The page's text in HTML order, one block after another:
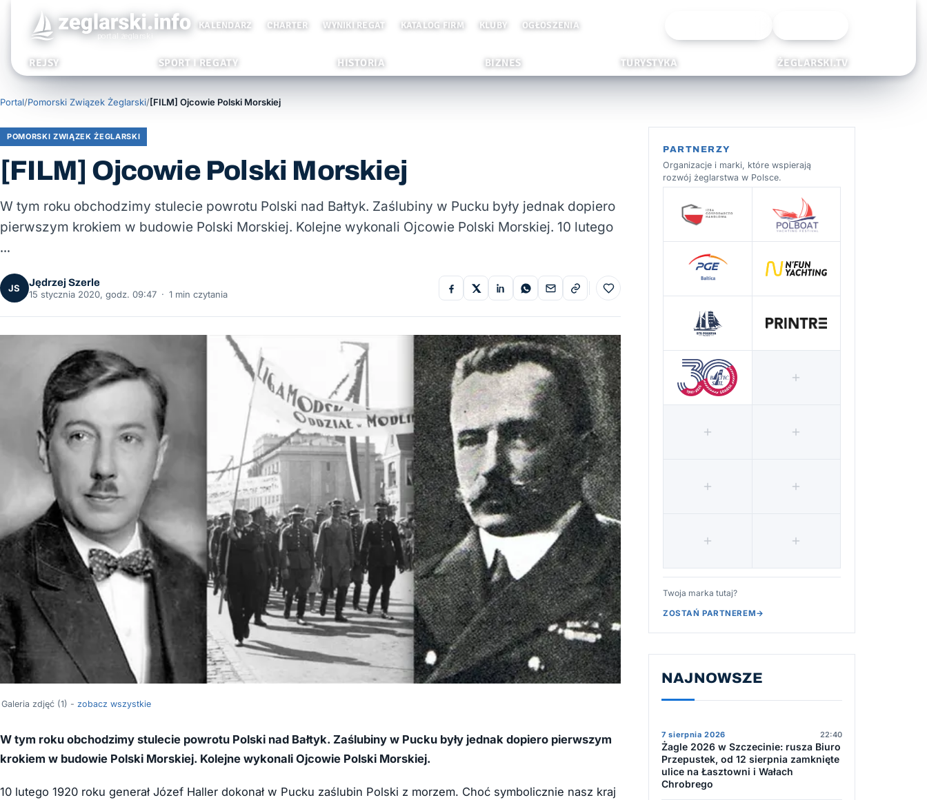
KALENDARZ CHARTER WYNIKI REGAT KATALOG FIRM KLUBY OGŁOSZENIA
REJSY SPORT I REGATY HISTORIA BIZNES TURYSTYKA ŻEGLARSKI.TV
Portal/Pomorski Związek Żeglarski/[FILM] Ojcowie Polski Morskiej
POMORSKI ZWIĄZEK ŻEGLARSKI
[FILM] Ojcowie Polski Morskiej
W tym roku obchodzimy stulecie powrotu Polski nad Bałtyk. Zaślubiny w Pucku były jednak dopiero
pierwszym krokiem w budowie Polski Morskiej. Kolejne wykonali Ojcowie Polski Morskiej. 10 lutego
…
JS
Jędrzej Szerle
15 stycznia 2020, godz. 09:47 · 1 min czytania Do ulubionych
Galeria zdjęć (1) - zobacz wszystkie
W tym roku obchodzimy stulecie powrotu Polski nad Bałtyk. Zaślubiny w Pucku były jednak dopiero pierwszym
krokiem w budowie Polski Morskiej. Kolejne wykonali Ojcowie Polski Morskiej.
10 lutego 1920 roku generał Józef Haller dokonał w Pucku zaślubin Polski z morzem. Choć symbolicznie nasz kraj
PARTNERZY
Organizacje i marki, które wspierają
rozwój żeglarstwa w Polsce.
Twoja marka tutaj?
ZOSTAŃ PARTNEREM→
NAJNOWSZE
7 sierpnia 2026 22:40
Żagle 2026 w Szczecinie: rusza Biuro
Przepustek, od 12 sierpnia zamknięte
ulice na Łasztowni i Wałach
Chrobrego